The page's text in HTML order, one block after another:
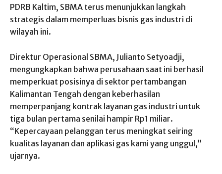
PDRB Kaltim, SBMA terus menunjukkan langkah
strategis dalam memperluas bisnis gas industri di
wilayah ini.
Direktur Operasional SBMA, Julianto Setyoadji,
mengungkapkan bahwa perusahaan saat ini berhasil
memperkuat posisinya di sektor pertambangan
Kalimantan Tengah dengan keberhasilan
memperpanjang kontrak layanan gas industri untuk
tiga bulan pertama senilai hampir Rp1 miliar.
“Kepercayaan pelanggan terus meningkat seiring
kualitas layanan dan aplikasi gas kami yang unggul,”
ujarnya.